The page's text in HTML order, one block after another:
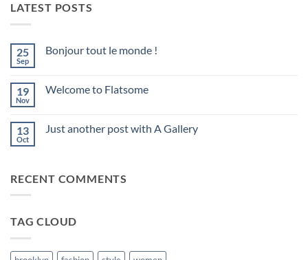
LATEST POSTS
25
Sep
Bonjour tout le monde !
Bonjour
19
Nov
Welcome to Flatsome
Welcome
13
Oct
Just another post with A Gallery
another
RECENT COMMENTS
TAG CLOUD